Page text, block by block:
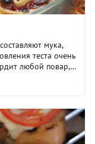
мука,
теста очень
любой повар,